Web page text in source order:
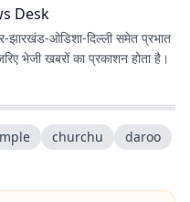
Desk
झारखंड-ओडिशा-दिल्‍ली समेत प्रभात
भेजी खबरों का प्रकाशन होता है।
churchu
daroo